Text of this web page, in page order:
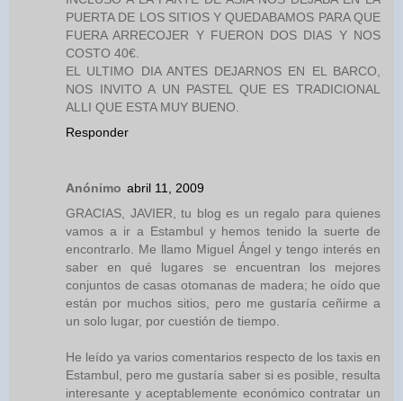
PUERTA DE LOS SITIOS Y QUEDABAMOS PARA QUE
FUERA ARRECOJER Y FUERON DOS DIAS Y NOS
COSTO 40€.
EL ULTIMO DIA ANTES DEJARNOS EN EL BARCO,
NOS INVITO A UN PASTEL QUE ES TRADICIONAL
ALLI QUE ESTA MUY BUENO.
Responder
Anónimo abril 11, 2009
GRACIAS, JAVIER, tu blog es un regalo para quienes
vamos a ir a Estambul y hemos tenido la suerte de
encontrarlo. Me llamo Miguel Ángel y tengo interés en
saber en qué lugares se encuentran los mejores
conjuntos de casas otomanas de madera; he oído que
están por muchos sitios, pero me gustaría ceñirme a
un solo lugar, por cuestión de tiempo.
He leído ya varios comentarios respecto de los taxis en
Estambul, pero me gustaría saber si es posible, resulta
interesante y aceptablemente económico contratar un